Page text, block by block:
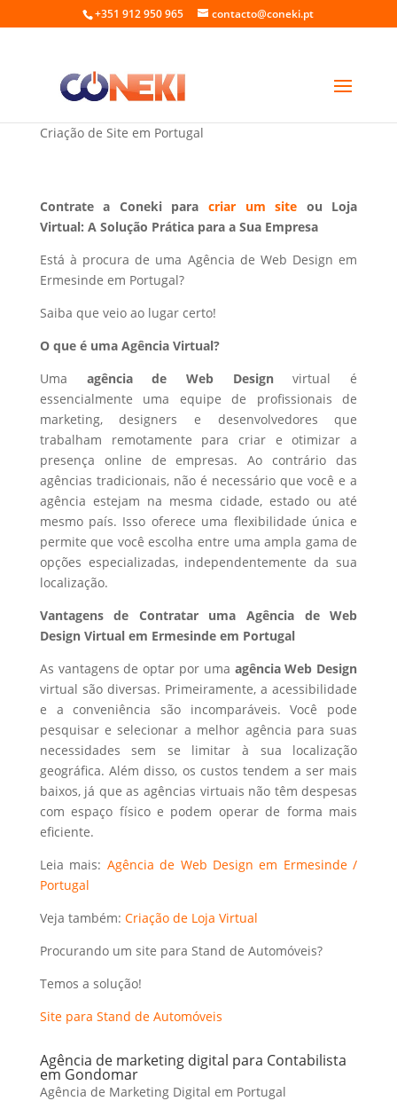
+351 912 950 965 contacto@coneki.pt
Web Design em Ermesinde Portugal
Criação de Site em Portugal
Contrate a Coneki para criar um site ou Loja
Virtual: A Solução Prática para a Sua Empresa
Está à procura de uma Agência de Web Design em
Ermesinde em Portugal?
Saiba que veio ao lugar certo!
O que é uma Agência Virtual?
Uma agência de Web Designvirtual é
essencialmente uma equipe de profissionais de
marketing, designers e desenvolvedores que
trabalham remotamente para criar e otimizar a
presença online de empresas. Ao contrário das
agências tradicionais, não é necessário que você e a
agência estejam na mesma cidade, estado ou até
mesmo país. Isso oferece uma flexibilidade única e
permite que você escolha entre uma ampla gama de
opções especializadas, independentemente da sua
localização.
Vantagens de Contratar uma Agência de Web
Design Virtual em Ermesinde em Portugal
As vantagens de optar por uma agência Web Design
virtual são diversas. Primeiramente, a acessibilidade
e a conveniência são incomparáveis. Você pode
pesquisar e selecionar a melhor agência para suas
necessidades sem se limitar à sua localização
geográfica. Além disso, os custos tendem a ser mais
baixos, já que as agências virtuais não têm despesas
com espaço físico e podem operar de forma mais
eficiente.
Leia mais: Agência de Web Design em Ermesinde /
Portugal
Veja também: Criação de Loja Virtual
Procurando um site para Stand de Automóveis?
Temos a solução!
Site para Stand de Automóveis
Agência de marketing digital para Contabilista
em Gondomar
Agência de Marketing Digital em Portugal